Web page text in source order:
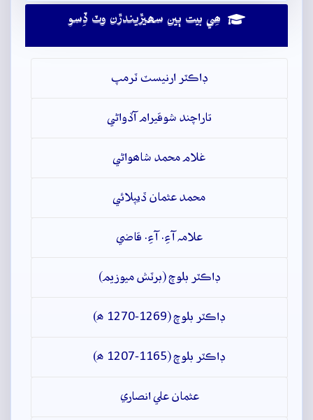
ھِي بيت ٻين سھيڙيندڙن وٽ ڏِسو
ڊاڪٽر ارنيسٽ ٽرمپ
تاراچند شوقيرام آڏواڻي
غلام محمد شاھواڻي
محمد عثمان ڏيپلائي
علامہ آءِ. آءِ. قاضي
ڊاڪٽر بلوچ (برٽش ميوزيم)
ڊاڪٽر بلوچ (1269-1270 ھ)
ڊاڪٽر بلوچ (1165-1207 ھ)
عثمان علي انصاري